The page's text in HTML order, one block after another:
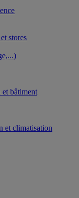
stores
et bâtiment
et climatisation